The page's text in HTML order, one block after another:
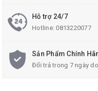
Hỗ trợ 24/7
Hotline:0813220077
Sản Phẩm Chính
Đổi trả trong 7 ngày